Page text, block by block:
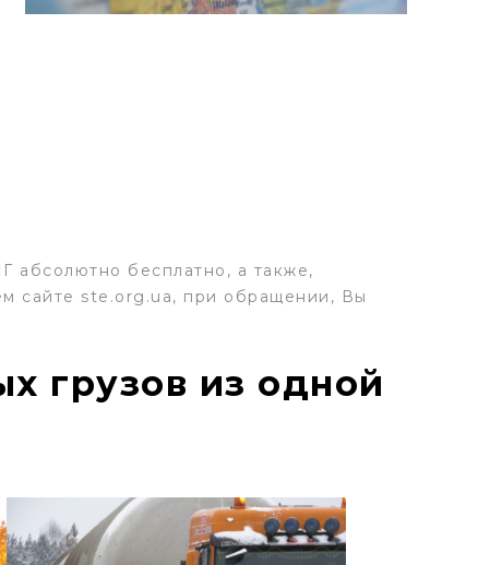
абсолютно бесплатно, а также,
сайте ste.org.ua, при обращении, Вы
грузов из одной